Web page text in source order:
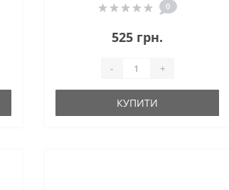
0
525 грн.
- +
КУПИТИ